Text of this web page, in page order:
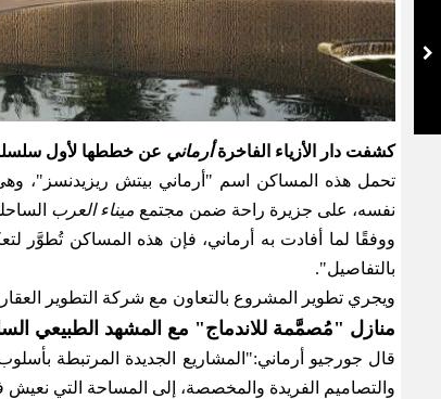
كشفت دار الأزياء الفاخرةأرماني عن خططها لأول سلسلة
تحمل هذه المساكن اسم " أرماني بيتش ريزيدنسز "،
نفسه، على جزيرة راحة ضمن مجتمع ميناء العرب
ووفقًا لما أفادت به أرماني، فإن هذه المساكن تُطوَّر
بالتفاصيل".
ويجري تطوير المشروع بالتعاون مع شركة التطوير
منازل "مُصمَّمة للاندماج" مع المشهد الطبيعي
قال جورجيو أرماني:"المشاريع الجديدة المرتبطة بأسلوب
والتصاميم الفريدة والمخصصة، إلى المساحة التي نعيش